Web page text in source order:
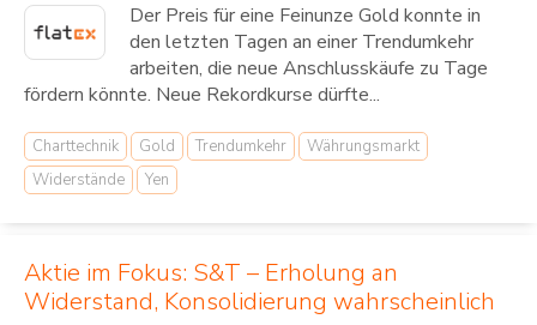
Der Preis für eine Feinunze Gold konnte in
den letzten Tagen an einer Trendumkehr
arbeiten, die neue Anschlusskäufe zu Tage
fördern könnte. Neue Rekordkurse dürfte...
Charttechnik Gold Trendumkehr
Währungsmarkt
Widerstände
Yen
Aktie im Fokus: S&T – Erholung an
Widerstand, Konsolidierung wahrscheinlich